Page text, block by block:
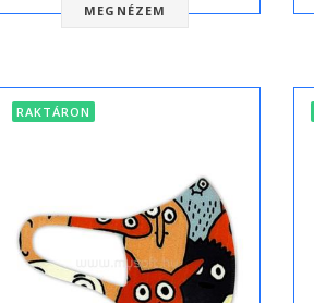
MEGNÉZEM
RAKTÁRON